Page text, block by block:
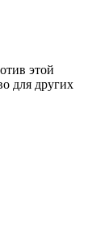
этой
для других